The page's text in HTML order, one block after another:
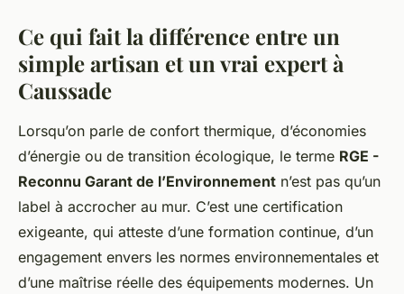
Ce qui fait la différence entre un
simple artisan et un vrai expert à
Caussade
Lorsqu’on parle de confort thermique, d’économies
d’énergie ou de transition écologique, le terme RGE -
Reconnu Garant de l’Environnement n’est pas qu’un
label à accrocher au mur. C’est une certification
exigeante, qui atteste d’une formation continue, d’un
engagement envers les normes environnementales et
d’une maîtrise réelle des équipements modernes. Un